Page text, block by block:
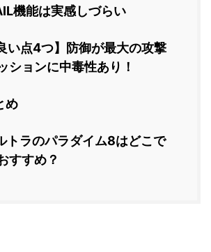
機能は実感しづらい
い点4つ】防御が最大の攻撃
ションに中毒性あり！
め
トラのパラダイム8はどこで
すすめ？